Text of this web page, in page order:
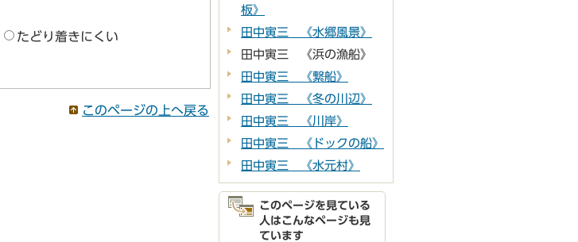
たどり着きにくい
このページの上へ戻る
板》
田中寅三 《水郷風景》
田中寅三 《浜の漁船》
田中寅三 《繋船》
田中寅三 《冬の川辺》
田中寅三 《川岸》
田中寅三 《ドックの船》
田中寅三 《水元村》
このページを見ている
人はこんなページも見
ています